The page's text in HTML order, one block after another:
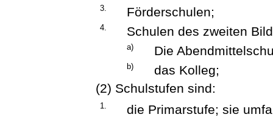
3. Förderschulen;
4. Schulen des zweiten
a) Die
b)
das Kolleg;
(2) Schulstufen sind:
1. die Primarstufe; sie